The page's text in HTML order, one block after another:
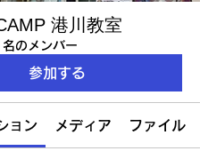
港川教室
名のメンバー
参加する
ョン メディア ファイル